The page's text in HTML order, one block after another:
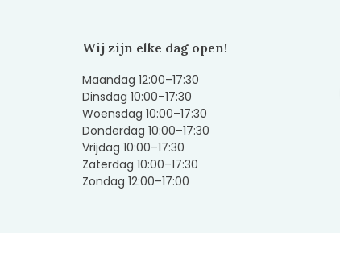
Wij zijn elke dag open!
Maandag 12:00–17:30
Dinsdag 10:00–17:30
Woensdag 10:00–17:30
Donderdag 10:00–17:30
Vrijdag 10:00–17:30
Zaterdag 10:00–17:30
Zondag 12:00–17:00